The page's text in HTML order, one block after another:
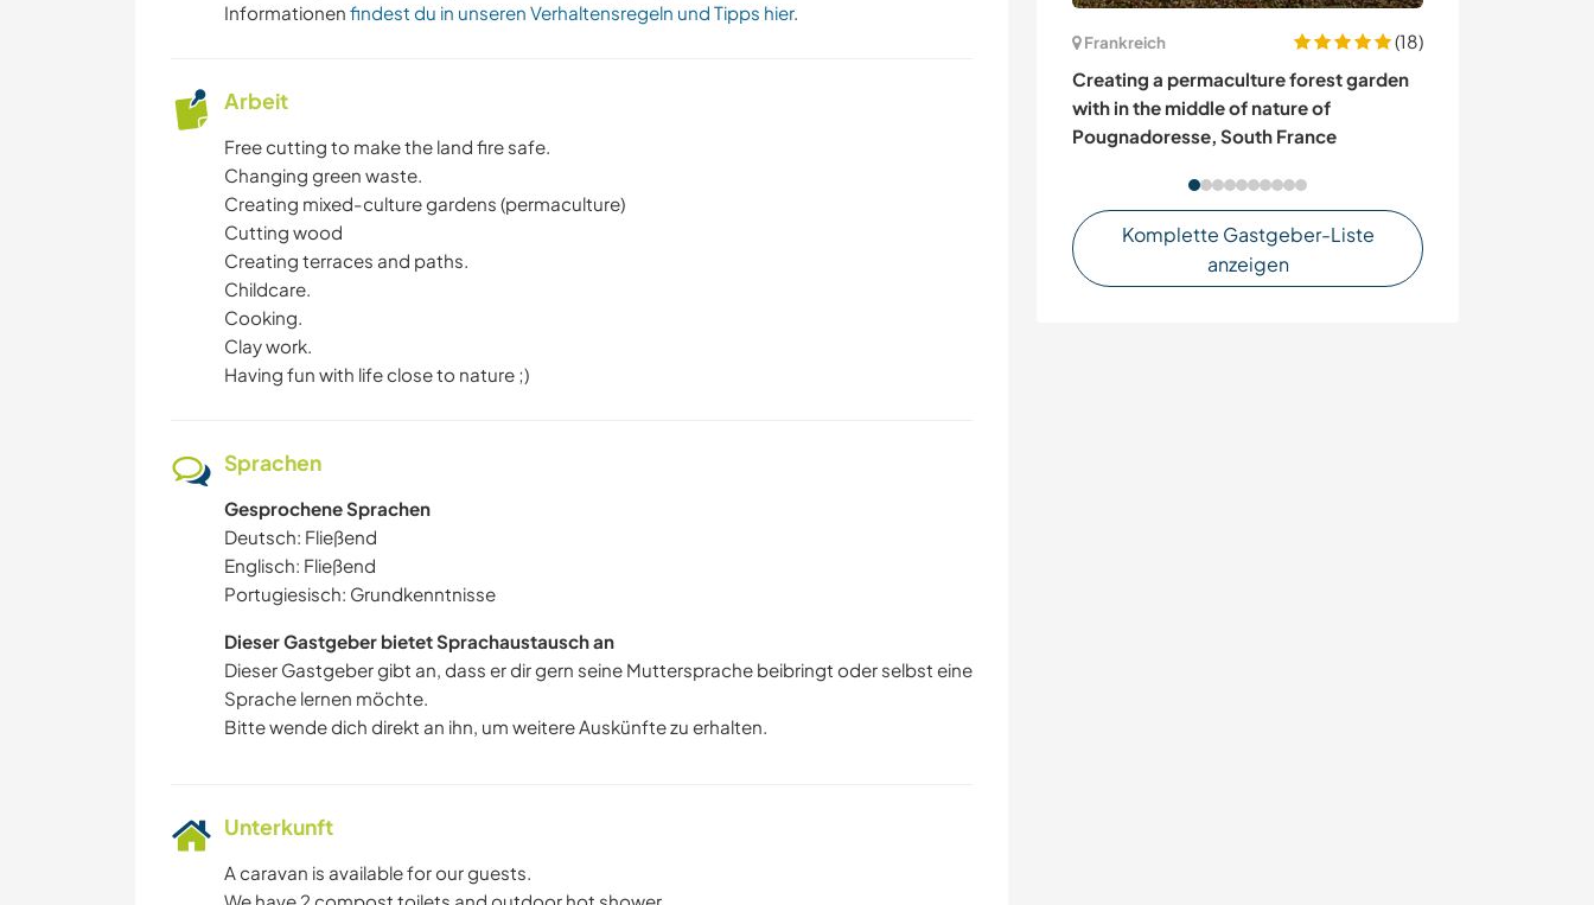
Frankreich
(18)
Creating a permaculture forest garden
with in the middle of nature of
Pougnadoresse, South France
Komplette Gastgeber-Liste
anzeigen
Informationen findest du in unseren Verhaltensregeln und Tipps hier.
Arbeit
Free cutting to make the land fire safe.
Changing green waste.
Creating mixed-culture gardens (permaculture)
Cutting wood
Creating terraces and paths.
Childcare.
Cooking.
Clay work.
Having fun with life close to nature ;)
Sprachen
Gesprochene Sprachen
Deutsch: Fließend
Englisch: Fließend
Portugiesisch: Grundkenntnisse
Dieser Gastgeber bietet Sprachaustausch an
Dieser Gastgeber gibt an, dass er dir gern seine Muttersprache beibringt oder selbst eine
Sprache lernen möchte.
Bitte wende dich direkt an ihn, um weitere Auskünfte zu erhalten.
Unterkunft
A caravan is available for our guests.